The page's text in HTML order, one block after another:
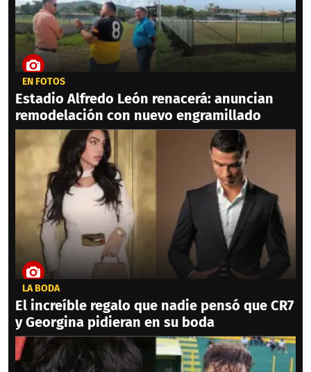
EN FOTOS
Estadio Alfredo León renacerá: anuncian
remodelación con nuevo engramillado
LA BODA
El increíble regalo que nadie pensó que CR7
y Georgina pidieran en su boda